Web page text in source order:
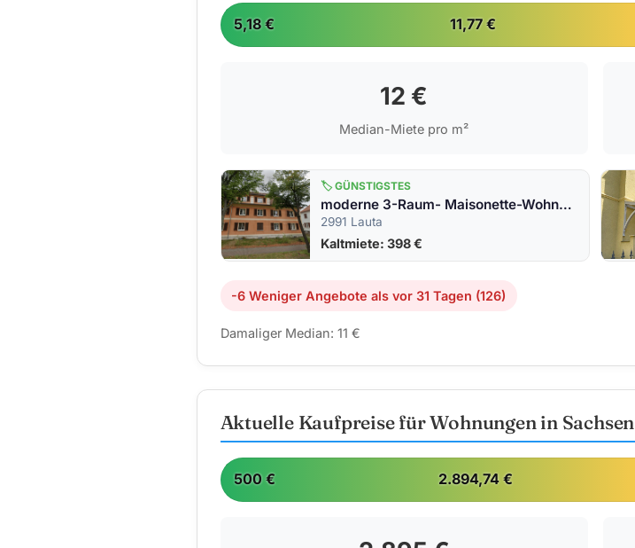
5,18 € 11,77 €
12 €
Median-Miete pro m²
🏷️ GÜNSTIGSTES
moderne 3-Raum- Maisonette-Wohnung in der Gartenstadt Lauta ab 01.09.2026 mit Garten
2991 Lauta
Kaltmiete: 398 €
-6 Weniger Angebote als vor 31 Tagen (126)
Damaliger Median: 11 €
Aktuelle Kaufpreise für Wohnungen in Sachsen
500 € 2.894,74 €